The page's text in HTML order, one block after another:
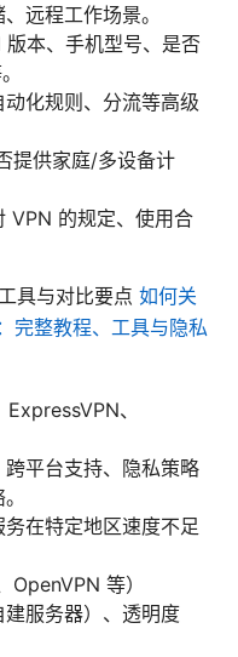
远程工作场景。
本、手机型号、是否
化规则、分流等高级
提供家庭/多设备计
VPN 的规定、使用合
具与对比要点 如何关
完整教程、工具与隐私
、
平台支持、隐私策略
在特定地区速度不足
等）
服务器）、透明度